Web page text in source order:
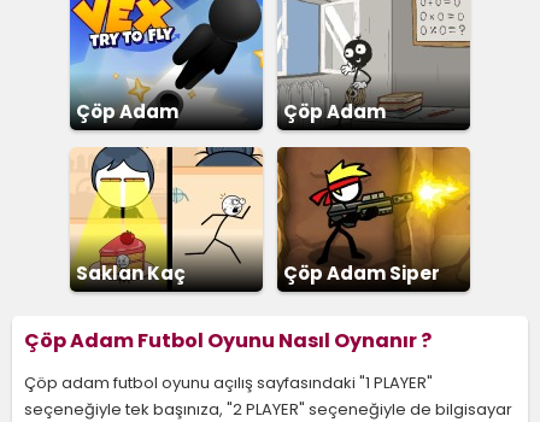
Çöp Adam
Fırlatma
Çöp Adam
Okuldan Kaçış 2
Saklan Kaç
Çöp Adam Siper
Çöp Adam Futbol Oyunu Nasıl Oynanır ?
Çöp adam futbol oyunu açılış sayfasındaki "1 PLAYER"
seçeneğiyle tek başınıza, "2 PLAYER" seçeneğiyle de bilgisayar